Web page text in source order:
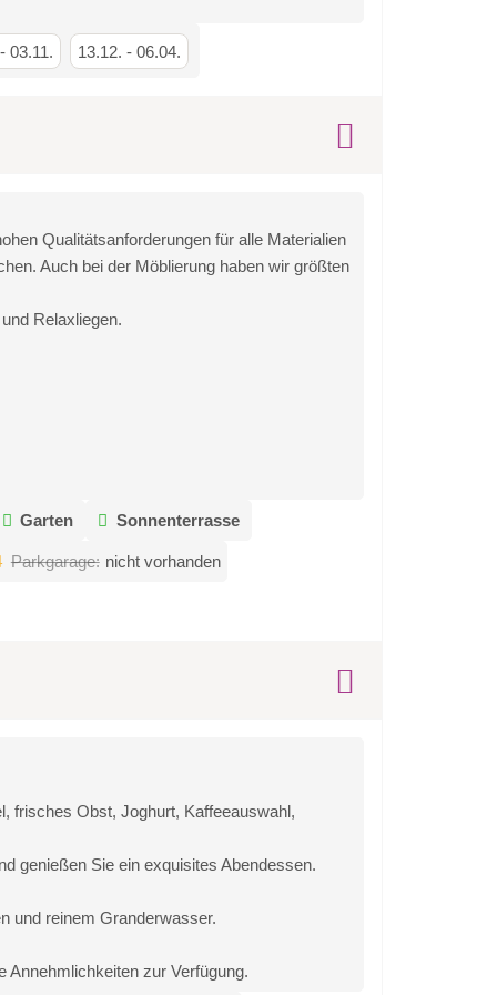
03.11. 13.12. -06.04.
Qualitätsanforderungen für alle Materialien
Auch bei der Möblierung haben wir größten
Relaxliegen.
Garten Sonnenterrasse
Parkgarage: nicht vorhanden
frisches Obst, Joghurt, Kaffeeauswahl,
genießen Sie ein exquisites Abendessen.
und reinem Granderwasser.
Annehmlichkeiten zur Verfügung.